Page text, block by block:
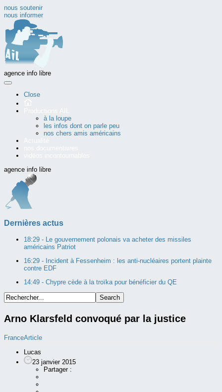
nous soutenir
nous informer
agence info libre
Close
à la loupe
les infos dont on parle peu
nos chers amis américains
agence info libre
Dernières actus
18:29 - Le gouvernement polonais va acheter des missiles
américains Patriot
16:29 - Incident à Fessenheim : les anti-nucléaires portent plainte
contre EDF
14:49 - Chypre cède à la troïka pour bénéficier du QE
Arno Klarsfeld convoqué par la justice
FranceArticle
Lucas
23 janvier 2015
Partager :